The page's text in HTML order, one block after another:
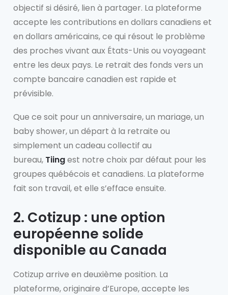
objectif si désiré, lien à partager. La plateforme
accepte les contributions en dollars canadiens et
en dollars américains, ce qui résout le problème
des proches vivant aux États-Unis ou voyageant
entre les deux pays. Le retrait des fonds vers un
compte bancaire canadien est rapide et
prévisible.
Que ce soit pour un anniversaire, un mariage, un
baby shower, un départ à la retraite ou
simplement un cadeau collectif au
bureau, Tiingest notre choix par défaut pour les
groupes québécois et canadiens. La plateforme
fait son travail, et elle s’efface ensuite.
2. Cotizup : une option
européenne solide
disponible au Canada
Cotizup arrive en deuxième position. La
plateforme, originaire d’Europe, accepte les